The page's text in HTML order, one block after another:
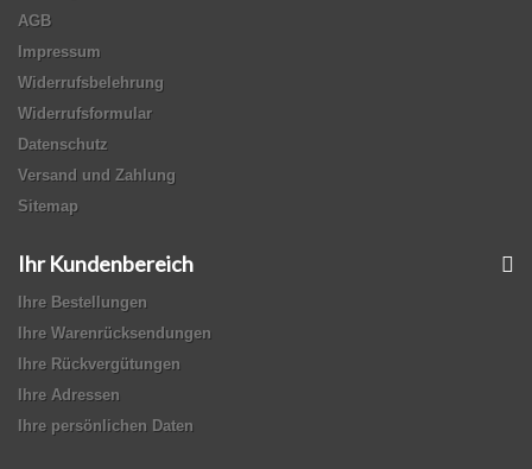
AGB
Impressum
Widerrufsbelehrung
Widerrufsformular
Datenschutz
Versand und Zahlung
Sitemap
Ihr Kundenbereich
Ihre Bestellungen
Ihre Warenrücksendungen
Ihre Rückvergütungen
Ihre Adressen
Ihre persönlichen Daten